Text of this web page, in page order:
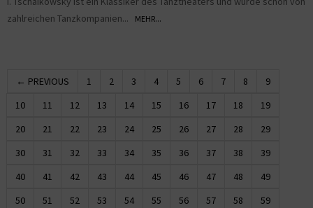
zahlreichen Tanzkompanien...
MEHR...
← PREVIOUS 1 2 3 4 5 6 7 8
9
10
11 12 13 14 15 16 17 18
19
20
21 22 23 24 25 26 27 28
29
30
31 32 33 34 35 36 37 38
39
40
41 42 43 44 45 46 47 48
49
50
51 52 53 54 55 56 57 58
59